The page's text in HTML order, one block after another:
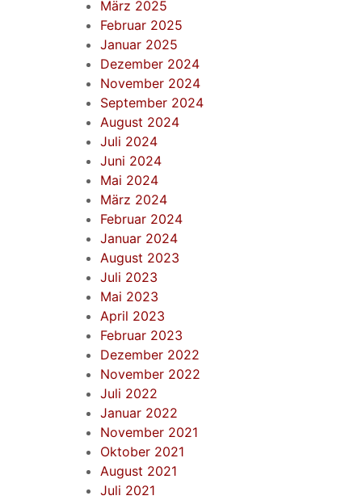
März 2025
Februar 2025
Januar 2025
Dezember 2024
November 2024
September 2024
August 2024
Juli 2024
Juni 2024
Mai 2024
März 2024
Februar 2024
Januar 2024
August 2023
Juli 2023
Mai 2023
April 2023
Februar 2023
Dezember 2022
November 2022
Juli 2022
Januar 2022
November 2021
Oktober 2021
August 2021
Juli 2021